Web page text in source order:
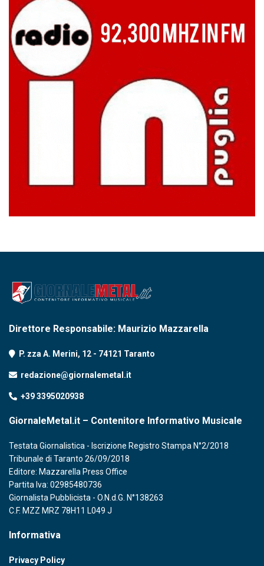
Direttore Responsabile: Maurizio Mazzarella
P. zza A. Merini, 12 - 74121 Taranto
redazione@giornalemetal.it
+39 3395020938
GiornaleMetal.it – Contenitore Informativo Musicale
Testata Giornalistica - Iscrizione Registro Stampa N°2/2018
Tribunale di Taranto 26/09/2018
Editore: Mazzarella Press Office
Partita Iva: 02985480736
Giornalista Pubblicista - O.N.d.G. N°138263
C.F. MZZ MRZ 78H11 L049 J
Informativa
Privacy Policy